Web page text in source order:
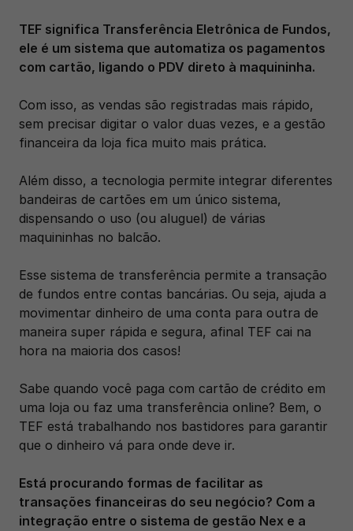
TEF significa Transferência Eletrônica de Fundos,
ele é um sistema que automatiza os pagamentos
com cartão, ligando o PDV direto à maquininha.
Com isso, as vendas são registradas mais rápido,
sem precisar digitar o valor duas vezes, e a gestão
financeira da loja fica muito mais prática.
Além disso, a tecnologia permite integrar diferentes
bandeiras de cartões em um único sistema,
dispensando o uso (ou aluguel) de várias
maquininhas no balcão.
Esse sistema de transferência permite a transação
de fundos entre contas bancárias. Ou seja, ajuda a
movimentar dinheiro de uma conta para outra de
maneira super rápida e segura, afinal TEF cai na
hora na maioria dos casos!
Sabe quando você paga com cartão de crédito em
uma loja ou faz uma transferência online? Bem, o
TEF está trabalhando nos bastidores para garantir
que o dinheiro vá para onde deve ir.
Está procurando formas de facilitar as
transações financeiras do seu negócio? Com a
integração entre o sistema de gestão Nex e a